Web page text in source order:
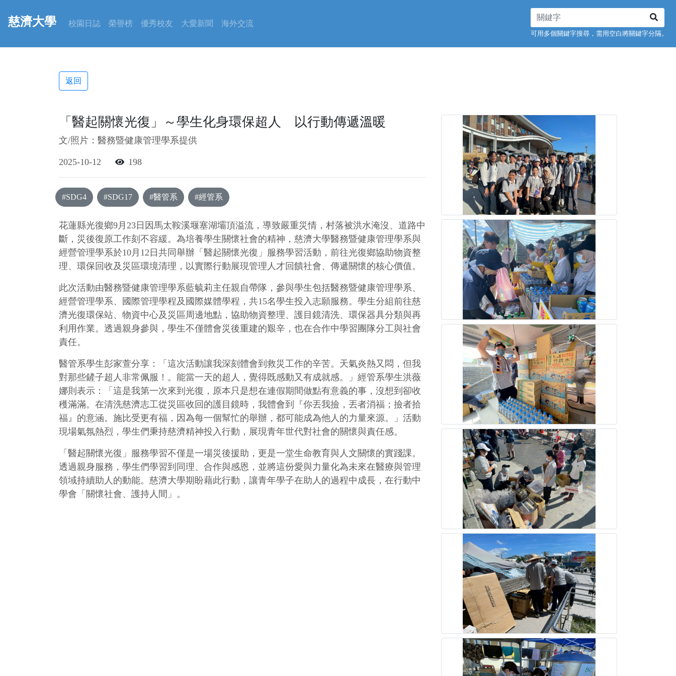
慈濟大學 校園日誌 榮譽榜 優秀校友 大愛新聞 海外交流
可用多個關鍵字搜尋，需用空白將關鍵字分隔。
返回
「醫起關懷光復」～學生化身環保超人 以行動傳遞溫暖
文/照片：醫務暨健康管理學系提供
2025-10-12 198
#SDG4 #SDG17 #醫管系 #經管系
花蓮縣光復鄉9月23日因馬太鞍溪堰塞湖壩頂溢流，導致嚴重災情，村落被洪水淹沒、道路中
斷，災後復原工作刻不容緩。為培養學生關懷社會的精神，慈濟大學醫務暨健康管理學系與
經營管理學系於10月12日共同舉辦「醫起關懷光復」服務學習活動，前往光復鄉協助物資整
理、環保回收及災區環境清理，以實際行動展現管理人才回饋社會、傳遞關懷的核心價值。
此次活動由醫務暨健康管理學系藍毓莉主任親自帶隊，參與學生包括醫務暨健康管理學系、
經營管理學系、國際管理學程及國際媒體學程，共15名學生投入志願服務。學生分組前往慈
濟光復環保站、物資中心及災區周邊地點，協助物資整理、護目鏡清洗、環保器具分類與再
利用作業。透過親身參與，學生不僅體會災後重建的艱辛，也在合作中學習團隊分工與社會
責任。
醫管系學生彭家萱分享：「這次活動讓我深刻體會到救災工作的辛苦。天氣炎熱又悶，但我
對那些鏟子超人非常佩服！。能當一天的超人，覺得既感動又有成就感。」經管系學生洪薇
娜則表示：「這是我第一次來到光復，原本只是想在連假期間做點有意義的事，沒想到卻收
穫滿滿。在清洗慈濟志工從災區收回的護目鏡時，我體會到『你丟我撿，丟者消福；撿者拾
福』的意涵。施比受更有福，因為每一個幫忙的舉辦，都可能成為他人的力量來源。」活動
現場氣氛熱烈，學生們秉持慈濟精神投入行動，展現青年世代對社會的關懷與責任感。
「醫起關懷光復」服務學習不僅是一場災後援助，更是一堂生命教育與人文關懷的實踐課。
透過親身服務，學生們學習到同理、合作與感恩，並將這份愛與力量化為未來在醫療與管理
領域持續助人的動能。慈濟大學期盼藉此行動，讓青年學子在助人的過程中成長，在行動中
學會「關懷社會、護持人間」。